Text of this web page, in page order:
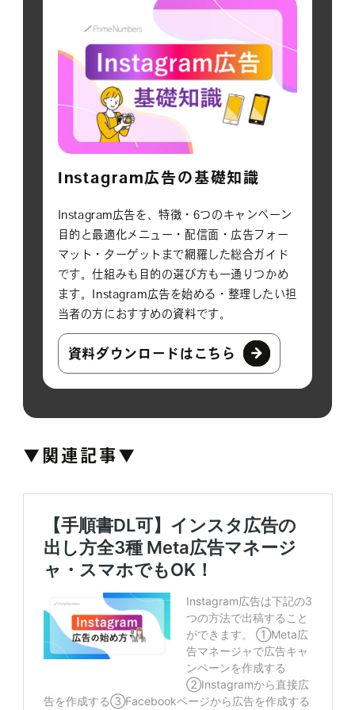
Instagram広告の基礎知識
Instagram広告を、特徴・6つのキャンペーン
目的と最適化メニュー・配信面・広告フォー
マット・ターゲットまで網羅した総合ガイド
です。仕組みも目的の選び方も一通りつかめ
ます。Instagram広告を始める・整理したい担
当者の方におすすめの資料です。
資料ダウンロードはこちら
▼関連記事▼